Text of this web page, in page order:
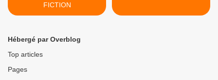
FICTION
Hébergé par Overblog
Top articles
Pages